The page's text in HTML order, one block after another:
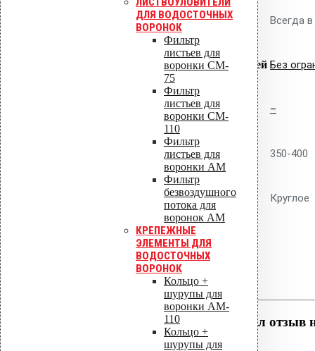
ДЛЯ ВОДОСТОЧНЫХ
ВОРОНОК
Фильтр
листьев для
воронки CM-
75
Фильтр
листьев для
воронки CM-
110
Фильтр
листьев для
воронки AM
Фильтр
безвоздушного
потока для
воронок AM
КРЕПЕЖНЫЕ
ЭЛЕМЕНТЫ ДЛЯ
ВОДОСТОЧНЫХ
ВОРОНОК
Кольцо +
шурупы для
воронки AM-
110
Кольцо +
шурупы для
Наличие Всегда
Совместимость с гидроизоляцией Без
Высота, мм –
Сечение, мм 350-400
Сечение Круглое
Отзывы
Отзывов пока нет.
Будьте первым, кто оставил